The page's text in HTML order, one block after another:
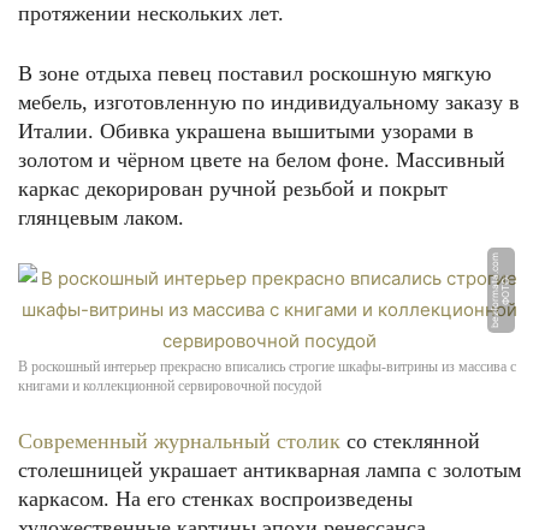
протяжении нескольких лет.
В зоне отдыха певец поставил роскошную мягкую
мебель, изготовленную по индивидуальному заказу в
Италии. Обивка украшена вышитыми узорами в
золотом и чёрном цвете на белом фоне. Массивный
каркас декорирован ручной резьбой и покрыт
глянцевым лаком.
Ф
О
Т
О:
b
e
z
f
o
r
m
a
t
a.
c
o
m
В роскошный интерьер прекрасно вписались строгие шкафы-витрины из массива с
книгами и коллекционной сервировочной посудой
Современный журнальный столик со стеклянной
столешницей украшает антикварная лампа с золотым
каркасом. На его стенках воспроизведены